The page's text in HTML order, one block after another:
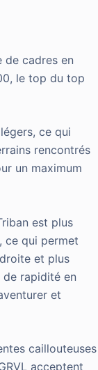
de cadres en
le top du top
ce qui
rencontrés
un maximum
est plus
ce qui permet
et plus
de rapidité en
et
caillouteuses
acceptent